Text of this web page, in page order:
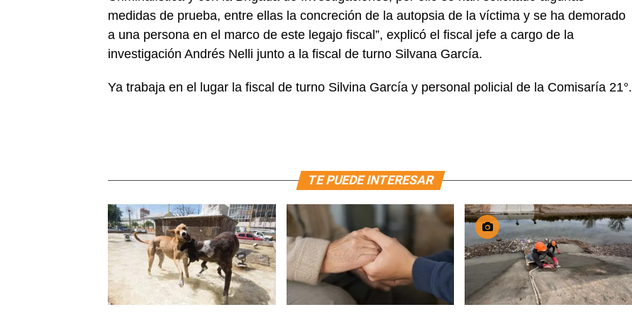
medidas de prueba, entre ellas la concreción de la autopsia de la víctima y se ha demorado
a una persona en el marco de este legajo fiscal”, explicó el fiscal jefe a cargo de la
investigación Andrés Nelli junto a la fiscal de turno Silvana García.
Ya trabaja en el lugar la fiscal de turno Silvina García y personal policial de la Comisaría 21°.
TE PUEDE INTERESAR